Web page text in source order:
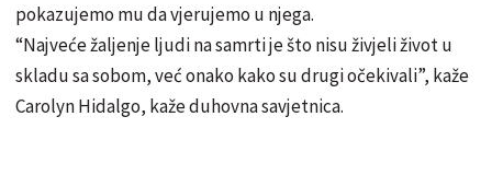
pokazujemo mu da vjerujemo u njega.
“Najveće žaljenje ljudi na samrti je što nisu živjeli život u
skladu sa sobom, već onako kako su drugi očekivali”, kaže
Carolyn Hidalgo, kaže duhovna savjetnica.